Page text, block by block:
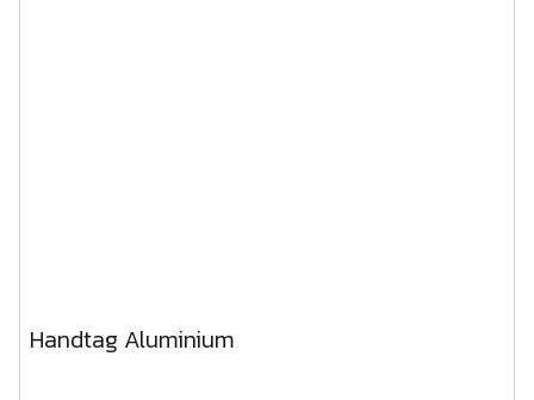
Handtag Aluminium